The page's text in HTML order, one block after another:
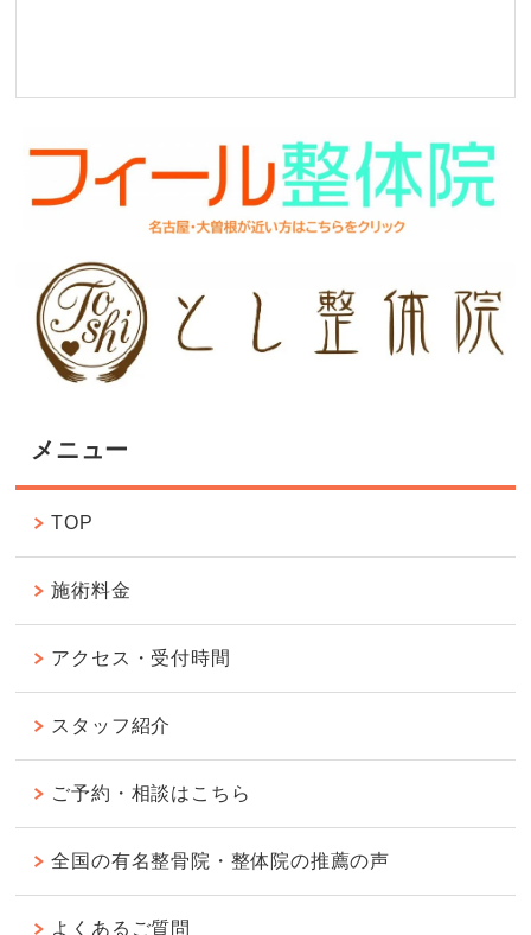
メニュー
TOP
施術料金
アクセス・受付時間
スタッフ紹介
ご予約・相談はこちら
全国の有名整骨院・整体院の推薦の声
よくあるご質問